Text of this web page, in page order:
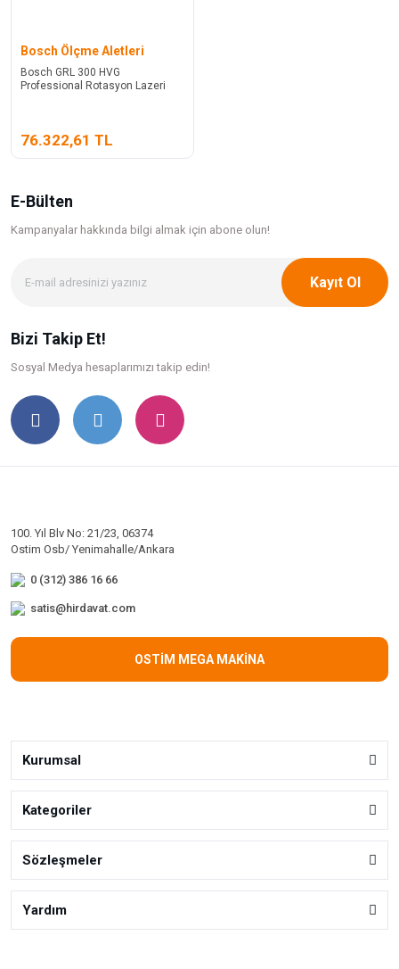
Bosch Ölçme Aletleri
Bosch GRL 300 HVG
Professional Rotasyon Lazeri
76.322,61 TL
E-Bülten
Kampanyalar hakkında bilgi almak için abone olun!
Kayıt Ol
Bizi Takip Et!
Sosyal Medya hesaplarımızı takip edin!
100. Yıl Blv No: 21/23, 06374
Ostim Osb/ Yenimahalle/Ankara
0 (312) 386 16 66
satis@hirdavat.com
OSTİM MEGA MAKİNA
Kurumsal
Kategoriler
Sözleşmeler
Yardım